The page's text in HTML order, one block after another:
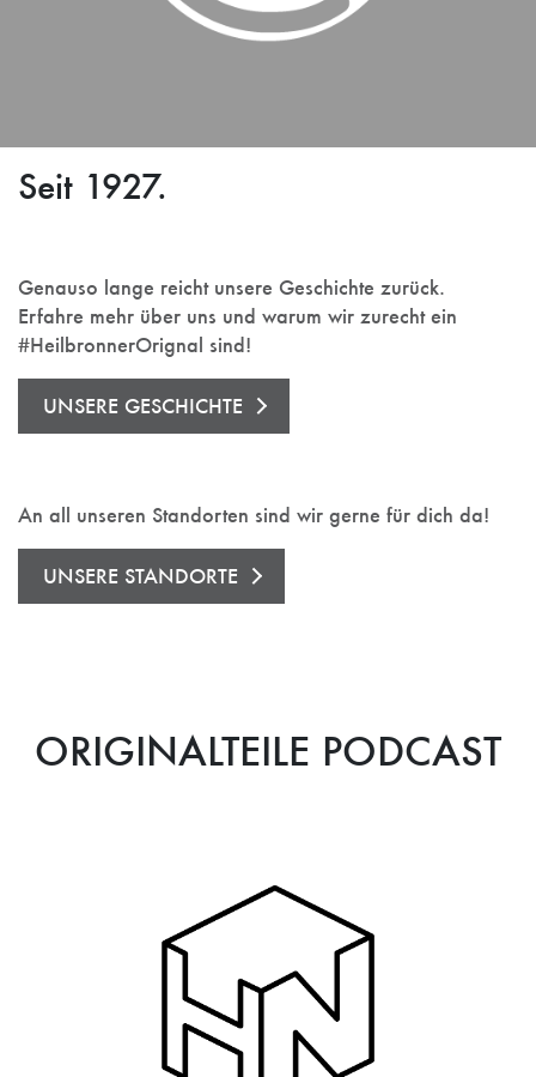
Seit 1927.
Genauso lange reicht unsere Geschichte zurück.
Erfahre mehr über uns und warum wir zurecht ein
#HeilbronnerOrignal sind!
UNSERE GESCHICHTE
An all unseren Standorten sind wir gerne für dich da!
UNSERE STANDORTE
ORIGINALTEILE PODCAST